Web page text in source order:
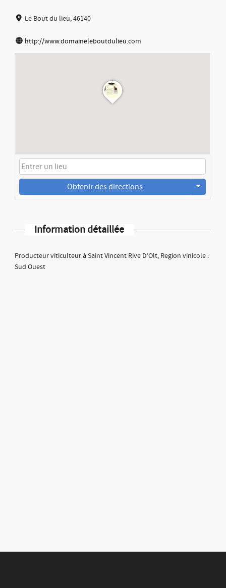
Le Bout du lieu, 46140
http://www.domaineleboutdulieu.com
Obtenir des directions
Information détaillée
Producteur viticulteur à Saint Vincent Rive D’Olt, Region vinicole :
Sud Ouest